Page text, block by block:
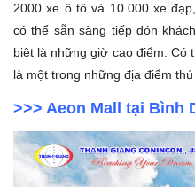
2000 xe ô tô và 10.000 xe
có thể sẵn sàng tiếp đón
biệt là những giờ cao điểm. Có
là một trong những địa điểm
>>> Aeon Mall tại Bình